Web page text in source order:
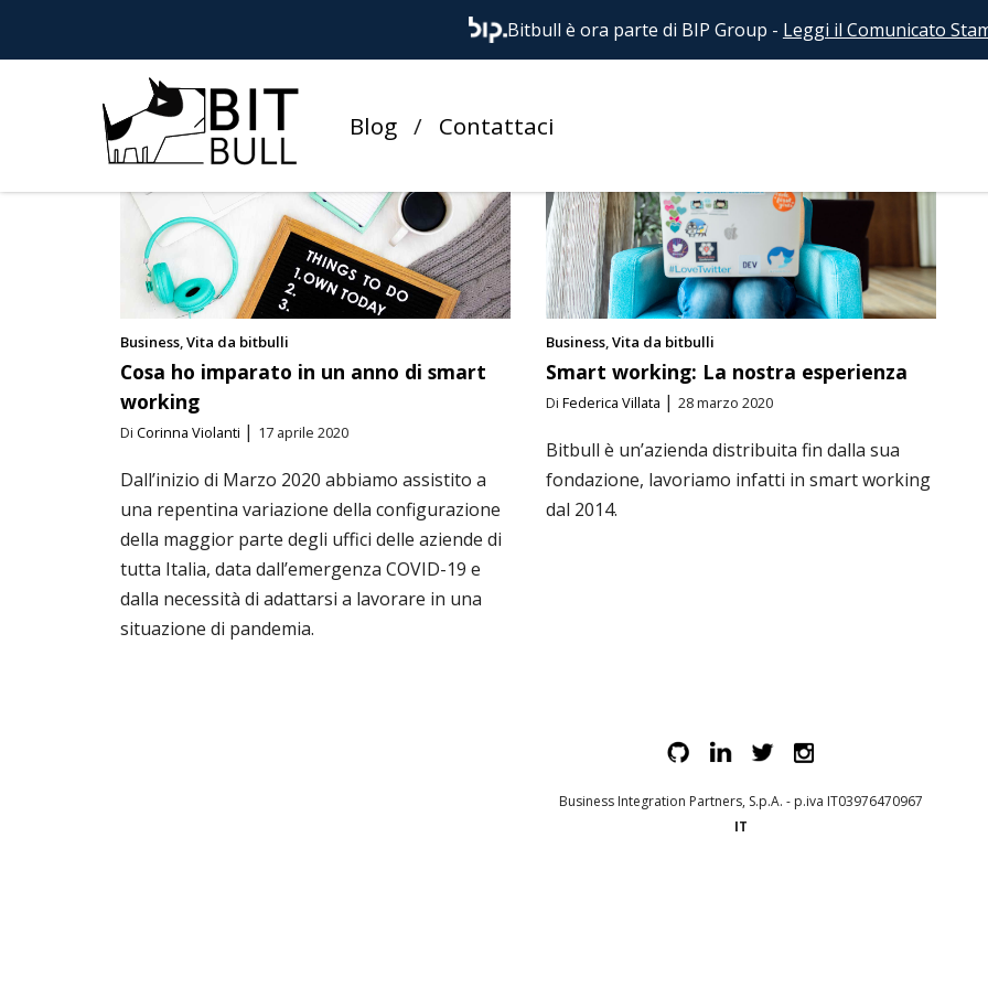
Bitbull è ora parte di BIP Group - Leggi il Comunicato
Blog Contattaci
EVENTI FRONTEND HEADLESS JOB MAGENTO-1
REMOTE WORKING
Business Vita da bitbulli
Cosa ho imparato in un anno di smart
working
Di Corinna Violanti | 17 aprile 2020
Dall’inizio di Marzo 2020 abbiamo assistito a
una repentina variazione della configurazione
della maggior parte degli uffici delle aziende di
tutta Italia, data dall’emergenza COVID-19 e
dalla necessità di adattarsi a lavorare in una
situazione di pandemia.
Business Vita da bitbulli
Smart working: La nostra esperienza
Di Federica Villata | 28 marzo 2020
Bitbull è un’azienda distribuita fin dalla sua
fondazione, lavoriamo infatti in smart working
dal 2014.
Business Integration Partners, S.p.A. - p.iva IT03976470967
IT